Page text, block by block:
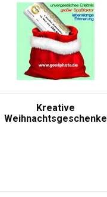
Kreative
Weihnachtsgeschenke